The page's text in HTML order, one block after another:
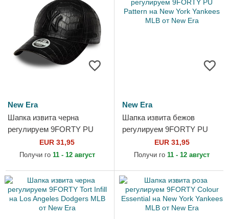
New Era
Шапка извита черна
регулируем 9FORTY PU
Pattern на New York
Yankees MLB от New Era
EUR 31,95
Получи го 11 - 12 август
New Era
Шапка извита бежов
регулируем 9FORTY PU
Pattern на New York
Yankees MLB от New Era
EUR 31,95
Получи го 11 - 12 август